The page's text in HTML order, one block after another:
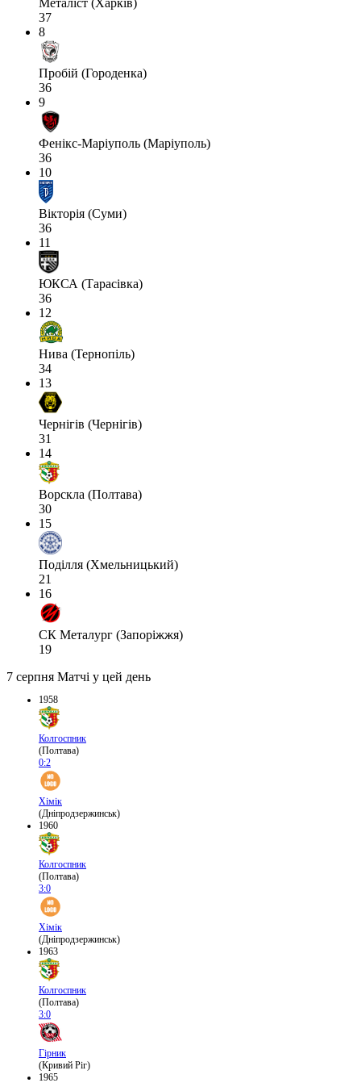
Металіст (Харків)
37
8
Пробій (Городенка)
36
9
Фенікс-Маріуполь (Маріуполь)
36
10
Вікторія (Суми)
36
11
ЮКСА (Тарасівка)
36
12
Нива (Тернопіль)
34
13
Чернігів (Чернігів)
31
14
Ворскла (Полтава)
30
15
Поділля (Хмельницький)
21
16
СК Металург (Запоріжжя)
19
7 серпня Матчі у цей день
1958
Колгоспник
(Полтава)
0:2
Хімік
(Дніпродзержинськ)
1960
Колгоспник
(Полтава)
3:0
Хімік
(Дніпродзержинськ)
1963
Колгоспник
(Полтава)
3:0
Гірник
(Кривий Ріг)
1965